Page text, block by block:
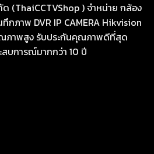
ด (ThaiCCTVShop ) จำหน่าย กล้อง
กภาพ DVR IP CAMERA Hikvision
ภาพสูง รับประกันคุณภาพดีที่สุด
บการณ์มากกว่า 10 ปี